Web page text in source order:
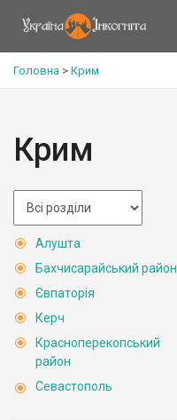
Головна > Крим
Крим
Алушта
Бахчисарайський район
Євпаторія
Керч
Красноперекопський
район
Севастополь